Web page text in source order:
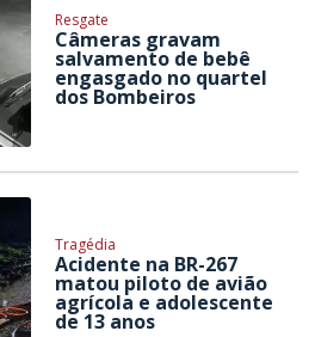
Resgate
Câmeras gravam
salvamento de bebê
engasgado no quartel
dos Bombeiros
Tragédia
Acidente na BR-267
matou piloto de avião
agrícola e adolescente
de 13 anos